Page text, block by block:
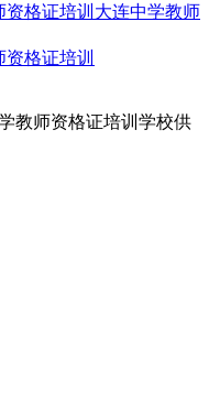
格证培训 大连中学教师
格证培训
教师资格证培训学校供